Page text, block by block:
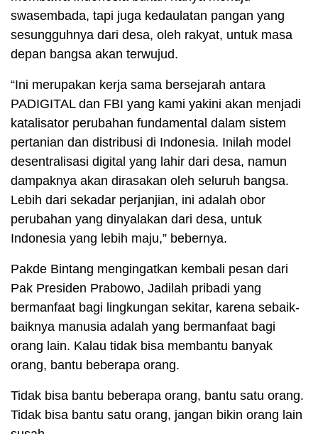
swasembada, tapi juga kedaulatan pangan yang
sesungguhnya dari desa, oleh rakyat, untuk masa
depan bangsa akan terwujud.
“Ini merupakan kerja sama bersejarah antara
PADIGITAL dan FBI yang kami yakini akan menjadi
katalisator perubahan fundamental dalam sistem
pertanian dan distribusi di Indonesia. Inilah model
desentralisasi digital yang lahir dari desa, namun
dampaknya akan dirasakan oleh seluruh bangsa.
Lebih dari sekadar perjanjian, ini adalah obor
perubahan yang dinyalakan dari desa, untuk
Indonesia yang lebih maju,” bebernya.
Pakde Bintang mengingatkan kembali pesan dari
Pak Presiden Prabowo, Jadilah pribadi yang
bermanfaat bagi lingkungan sekitar, karena sebaik-
baiknya manusia adalah yang bermanfaat bagi
orang lain. Kalau tidak bisa membantu banyak
orang, bantu beberapa orang.
Tidak bisa bantu beberapa orang, bantu satu orang.
Tidak bisa bantu satu orang, jangan bikin orang lain